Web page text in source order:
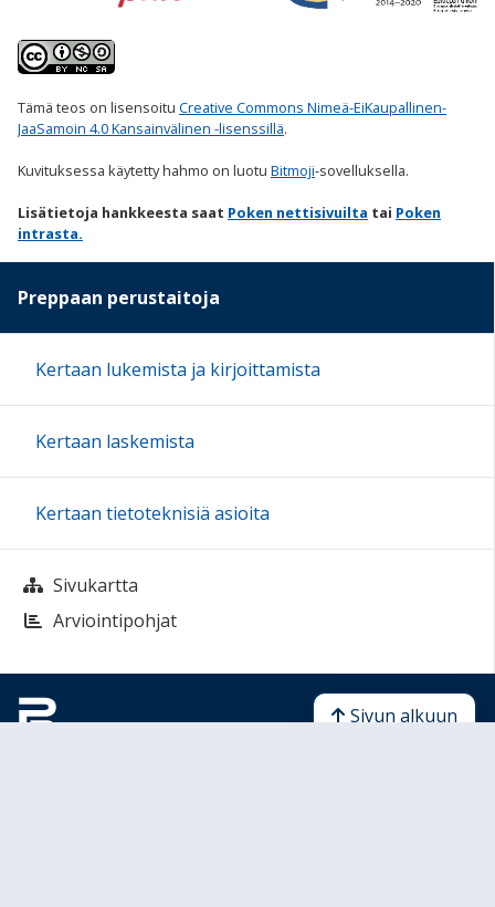
Tämä teos on lisensoitu Creative Commons Nimeä-EiKaupallinen-
JaaSamoin 4.0 Kansainvälinen -lisenssillä.
Kuvituksessa käytetty hahmo on luotu Bitmoji-sovelluksella.
Lisätietoja hankkeesta saat Poken nettisivuilta tai Poken
intrasta.
Preppaan perustaitoja
Kertaan lukemista ja kirjoittamista
Kertaan laskemista
Kertaan tietoteknisiä asioita
Sivukartta
Arviointipohjat
Sivun alkuun